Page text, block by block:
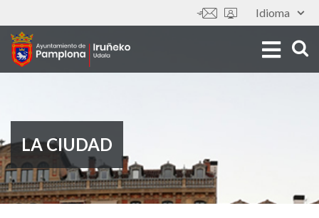
al
contenido
principal
Idioma
Tools
LA CIUDAD